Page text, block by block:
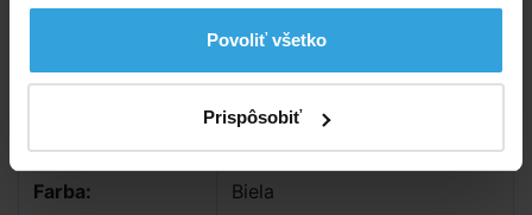
Povoliť všetko
Prispôsobiť
Parametry
Podkategória: Žiarovky
Nadzemné | Zapustené
Farba: Biela